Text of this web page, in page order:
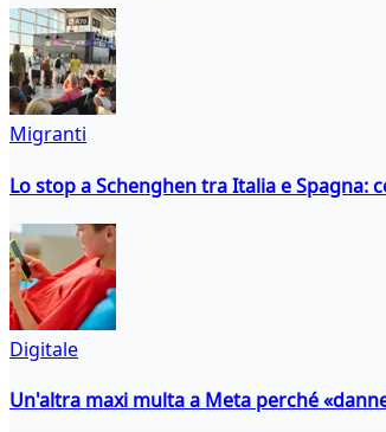
Migranti
Lo stop a Schenghen tra Italia e
Digitale
Un'altra maxi multa a Meta perché